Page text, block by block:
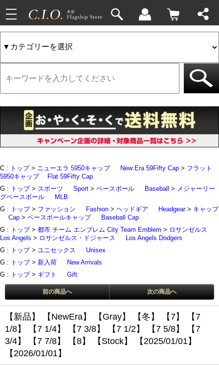
toggle
navigation
C : トップ> ニューエラ 5950キャップ New Era 59Fifty Cap > フラット
5950キャップ
Flat 59Fifty Cap
G : トップ> スポーツ Sport > ベースボール Baseball > メジャーリー
グベースボール
MLB
G : トップ> ファッション Fashion > ヘッドギア Headgear> キャップ
Cap > ベースボールキャップ
Baseball Cap
G : トップ> 都市 チーム エンブレム City Team Emblem > ロサンゼルス
Los Angels > ロサンゼルス・ドジャース
Los Angels Dodgers
G : トップ> ユニセックス
Unisex
G : トップ> 新入荷
New Arrivals
G : トップ> ギフト Gift
前の商品へ 次の商品へ
【新品】 【NewEra】 【Gray】 【冬】 【7】
【7
1/8】
【7 1/4】 【7 3/8】 【7 1/2】 【7 5/8】
【7
3/4】
【7 7/8】 【8】 【Stock】
【2025/01/01】
【2026/01/01】
4件
33件